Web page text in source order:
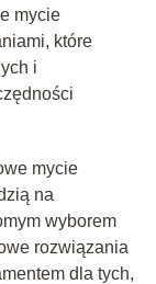
mycie
które
i
mycie
na
wyborem
rozwiązania
dla tych,